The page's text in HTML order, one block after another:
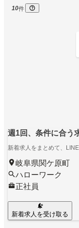
10件
週1回、条件に合う
新着求人をまとめて、
岐阜県関ケ原町
ハローワーク
正社員
新着求人を受け取る